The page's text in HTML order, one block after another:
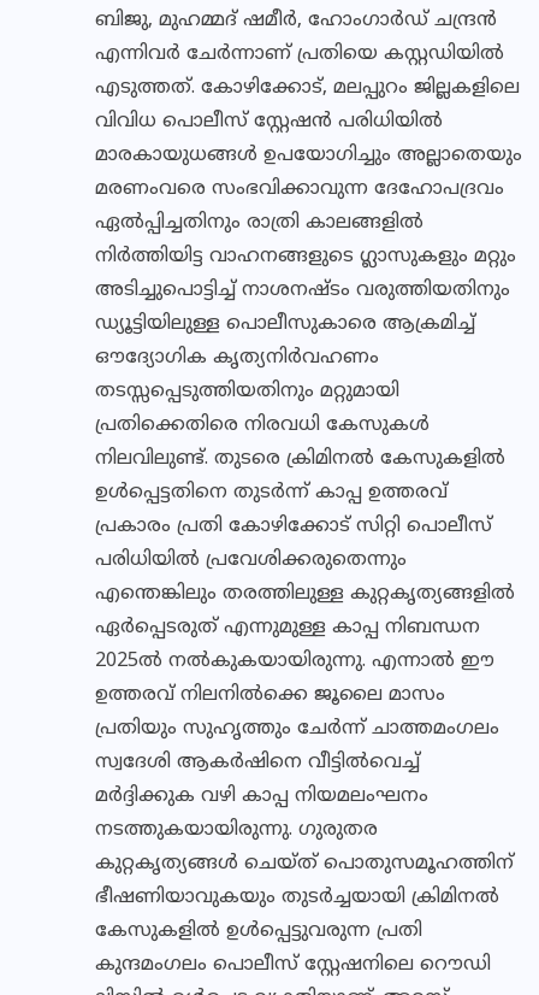
ബിജു, മുഹമ്മദ് ഷമീര്‍, ഹോംഗാര്‍ഡ് ചന്ദ്രന്‍
എന്നിവര്‍ ചേര്‍ന്നാണ് പ്രതിയെ കസ്റ്റഡിയില്‍
എടുത്തത്. കോഴിക്കോട്, മലപ്പുറം ജില്ലകളിലെ
വിവിധ പൊലീസ് സ്റ്റേഷന്‍ പരിധിയില്‍
മാരകായുധങ്ങള്‍ ഉപയോഗിച്ചും അല്ലാതെയും
മരണംവരെ സംഭവിക്കാവുന്ന ദേഹോപദ്രവം
ഏല്‍പ്പിച്ചതിനും രാത്രി കാലങ്ങളില്‍
നിര്‍ത്തിയിട്ട വാഹനങ്ങളുടെ ഗ്ലാസുകളും മറ്റും
അടിച്ചുപൊട്ടിച്ച് നാശനഷ്ടം വരുത്തിയതിനും
ഡ്യൂട്ടിയിലുള്ള പൊലീസുകാരെ ആക്രമിച്ച്
ഔദ്യോഗിക കൃത്യനിര്‍വഹണം
തടസ്സപ്പെടുത്തിയതിനും മറ്റുമായി
പ്രതിക്കെതിരെ നിരവധി കേസുകള്‍
നിലവിലുണ്ട്. തുടരെ ക്രിമിനല്‍ കേസുകളില്‍
ഉള്‍പ്പെട്ടതിനെ തുടര്‍ന്ന് കാപ്പ ഉത്തരവ്
പ്രകാരം പ്രതി കോഴിക്കോട് സിറ്റി പൊലീസ്
പരിധിയില്‍ പ്രവേശിക്കരുതെന്നും
എന്തെങ്കിലും തരത്തിലുള്ള കുറ്റകൃത്യങ്ങളില്‍
ഏര്‍പ്പെടരുത് എന്നുമുള്ള കാപ്പ നിബന്ധന
2025ല്‍ നല്‍കുകയായിരുന്നു. എന്നാല്‍ ഈ
ഉത്തരവ് നിലനില്‍ക്കെ ജൂലൈ മാസം
പ്രതിയും സുഹൃത്തും ചേര്‍ന്ന് ചാത്തമംഗലം
സ്വദേശി ആകര്‍ഷിനെ വീട്ടില്‍വെച്ച്
മര്‍ദ്ദിക്കുക വഴി കാപ്പ നിയമലംഘനം
നടത്തുകയായിരുന്നു. ഗുരുതര
കുറ്റകൃത്യങ്ങള്‍ ചെയ്ത് പൊതുസമൂഹത്തിന്
ഭീഷണിയാവുകയും തുടര്‍ച്ചയായി ക്രിമിനല്‍
കേസുകളില്‍ ഉള്‍പ്പെട്ടുവരുന്ന പ്രതി
കുന്ദമംഗലം പൊലീസ് സ്റ്റേഷനിലെ റൌഡി